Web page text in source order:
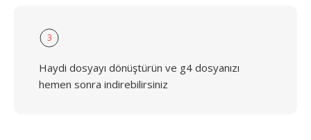
3
Haydi dosyayı dönüştürün ve g4 dosyanızı
hemen sonra indirebilirsiniz